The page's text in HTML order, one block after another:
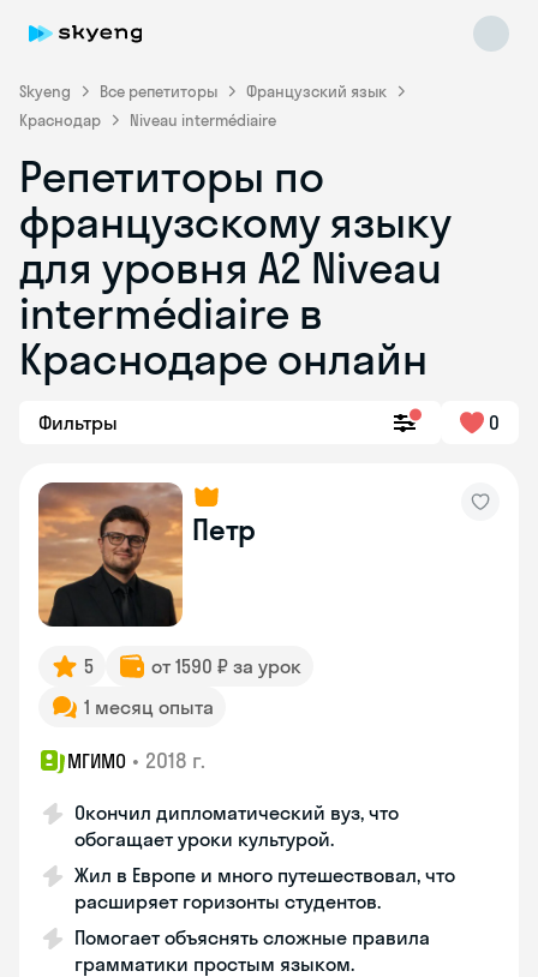
Skyeng Все репетиторы
Французский язык
Краснодар
Niveau intermédiaire
Репетиторы по
французскому языку
для уровня A2 Niveau
intermédiaire в
Краснодаре онлайн
Фильтры 0
Петр
5
от 1590 ₽ за урок
1 месяц опыта
МГИМО • 2018 г.
Окончил дипломатический вуз, что
обогащает уроки культурой.
Жил в Европе и много путешествовал, что
расширяет горизонты студентов.
Помогает объяснять сложные правила
грамматики простым языком.
Skyeng Chat